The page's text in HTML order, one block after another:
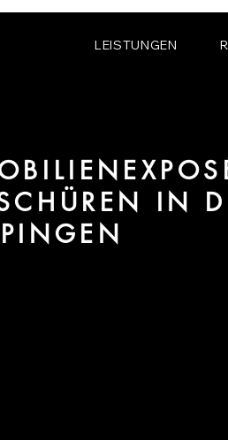
LEISTUNGEN
IN